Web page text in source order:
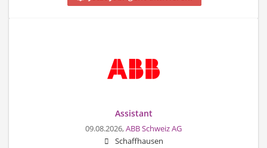
Assistant
09.08.2026,ABB Schweiz AG
Schaffhausen